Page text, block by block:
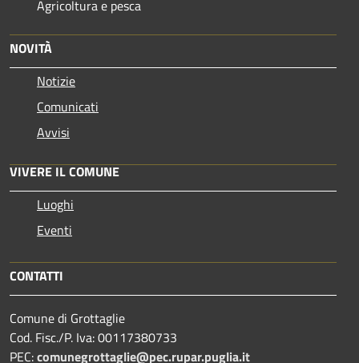
Agricoltura e pesca
NOVITÀ
Notizie
Comunicati
Avvisi
VIVERE IL COMUNE
Luoghi
Eventi
CONTATTI
Comune di Grottaglie
Cod. Fisc./P. Iva: 00117380733
PEC:comunegrottaglie@pec.rupar.puglia.it